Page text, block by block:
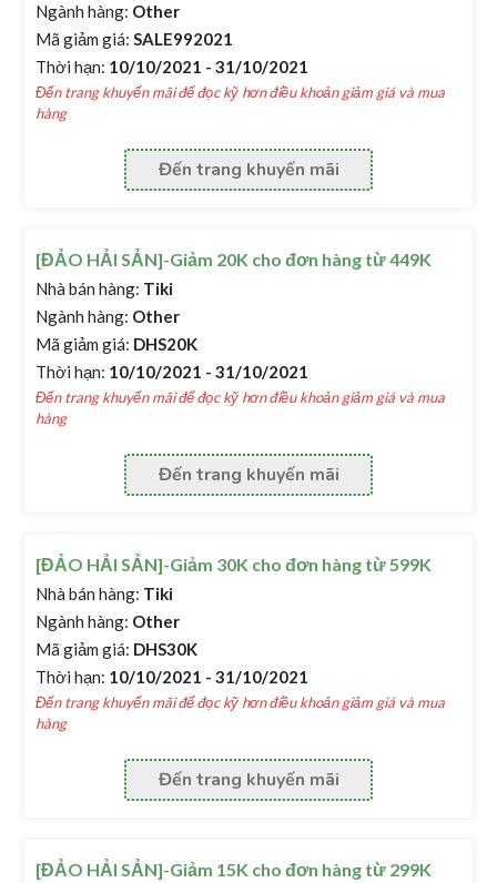
Ngành hàng: Other
Mã giảm giá: SALE992021
Thời hạn: 10/10/2021 - 31/10/2021
Đến trang khuyến mãi để đọc kỹ hơn điều khoản giảm giá và mua
hàng
Đến trang khuyến mãi
[ĐẢO HẢI SẢN]-Giảm 20K cho đơn hàng từ 449K
Nhà bán hàng: Tiki
Ngành hàng: Other
Mã giảm giá: DHS20K
Thời hạn: 10/10/2021 - 31/10/2021
Đến trang khuyến mãi để đọc kỹ hơn điều khoản giảm giá và mua
hàng
Đến trang khuyến mãi
[ĐẢO HẢI SẢN]-Giảm 30K cho đơn hàng từ 599K
Nhà bán hàng: Tiki
Ngành hàng: Other
Mã giảm giá: DHS30K
Thời hạn: 10/10/2021 - 31/10/2021
Đến trang khuyến mãi để đọc kỹ hơn điều khoản giảm giá và mua
hàng
Đến trang khuyến mãi
[ĐẢO HẢI SẢN]-Giảm 15K cho đơn hàng từ 299K